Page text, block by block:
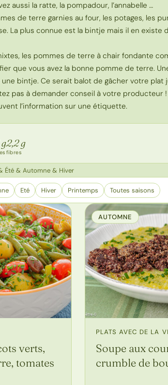
aussi la ratte, la pompadour, l’annabelle …
de terre garnies au four, les potages, les
La plus connue est la bintje mais il en existe
les pommes de terre à chair fondante
que vous avez la bonne pomme de terre.
bintje. Ce serait balot de gâcher votre plat
pas à demander conseil à votre producteur
l’information sur une étiquette.
2,2 g
fibres
Été & Automne & Hiver
Eté Hiver Printemps Toutes saisons
verts,
tomates
AUTOMNE
PLATS AVEC DE LA
Soupe aux
crumble de